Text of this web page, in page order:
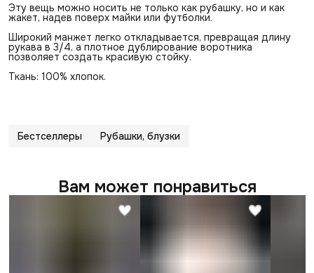
Эту вещь можно носить не только как рубашку, но и как
жакет, надев поверх майки или футболки.
Широкий манжет легко откладывается, превращая длину
рукава в 3/4, а плотное дублирование воротника
позволяет создать красивую стойку.
Ткань: 100% хлопок.
Бестселлеры Рубашки, блузки
Вам может понравиться